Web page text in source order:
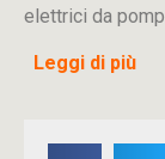
elettrici da
Leggi di più